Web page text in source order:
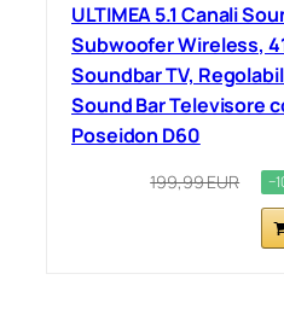
ULTIMEA 5.1 Canali
Subwoofer Wireless,
Soundbar TV,
Sound Bar Televisore
Poseidon D60
199,99 EUR